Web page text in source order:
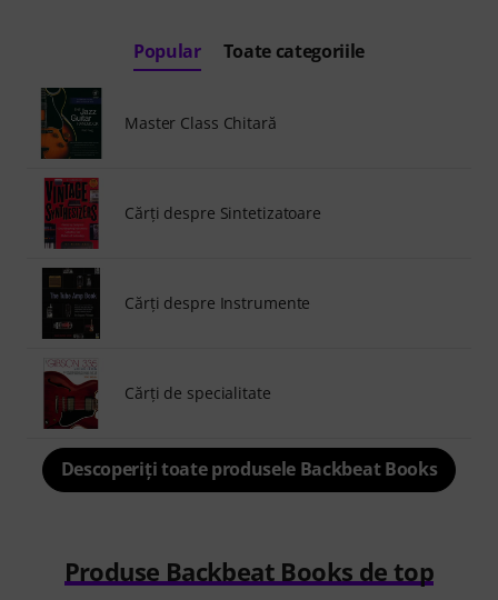
Popular Toate categoriile
Master Class Chitară
Cărţi despre Sintetizatoare
Cărţi despre Instrumente
Cărți de specialitate
Descoperiți toate produsele Backbeat Books
Produse Backbeat Books de top